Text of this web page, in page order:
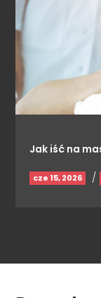
Jak iść na
cze 15, 2026 /